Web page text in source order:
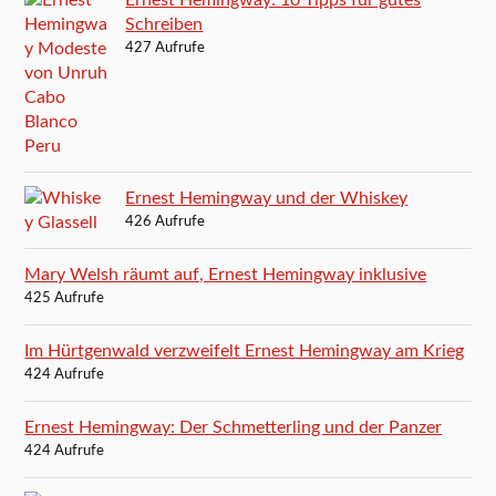
Schreiben
427 Aufrufe
Ernest Hemingway und der Whiskey
426 Aufrufe
Mary Welsh räumt auf, Ernest Hemingway inklusive
425 Aufrufe
Im Hürtgenwald verzweifelt Ernest Hemingway am Krieg
424 Aufrufe
Ernest Hemingway: Der Schmetterling und der Panzer
424 Aufrufe